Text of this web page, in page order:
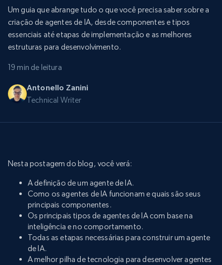
Um guia que abrange tudo o que você precisa saber sobre a
criação de agentes de IA, desde componentes e tipos
essenciais até etapas de implementação e as melhores
estruturas para desenvolvimento.
19 min de leitura
Antonello Zanini
Technical Writer
Nesta postagem do blog, você verá:
A definição de um agente de IA.
Como os agentes de IA funcionam e quais são seus
principais componentes.
Os principais tipos de agentes de IA com base na
inteligência e no comportamento.
Todas as etapas necessárias para construir um agente
de IA.
A melhor pilha de tecnologia para desenvolver agentes